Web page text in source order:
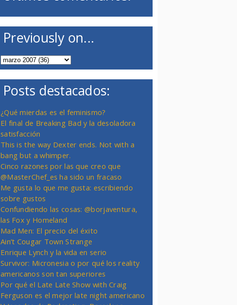
Previously on...
Posts destacados:
¿Qué mierdas es el feminismo?
El final de Breaking Bad y la desoladora
satisfacción
This is the way Dexter ends. Not with a
bang but a whimper.
Cinco razones por las que creo que
@MasterChef_es ha sido un fracaso
Me gusta lo que me gusta: escribiendo
sobre gustos
Confundiendo las cosas: @borjaventura,
las Fox y Homeland
Mad Men: El precio del éxito
Ain’t Cougar Town Strange
Enrique Lynch y la vida en serio
Survivor: Micronesia o por qué los reality
americanos son tan superiores
Por qué el Late Late Show with Craig
Ferguson es el mejor late night americano